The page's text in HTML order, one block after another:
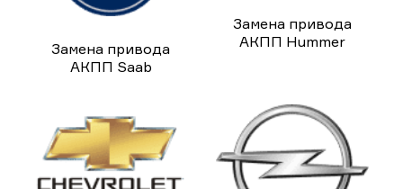
Замена привода
АКПП Saab
Замена привода
АКПП Hummer